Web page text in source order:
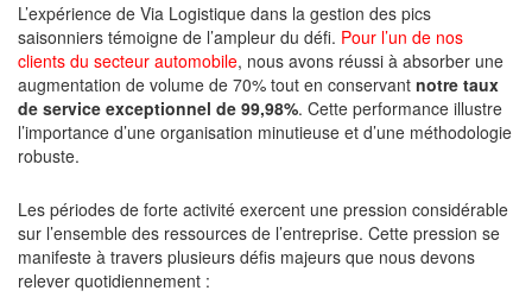
L’expérience de Via Logistique dans la gestion des pics
saisonniers témoigne de l’ampleur du défi. Pour l’un de nos
clients du secteur automobile, nous avons réussi à absorber une
augmentation de volume de 70% tout en conservant notre taux
de service exceptionnel de 99,98%. Cette performance illustre
l’importance d’une organisation minutieuse et d’une méthodologie
robuste.
Les périodes de forte activité exercent une pression considérable
sur l’ensemble des ressources de l’entreprise. Cette pression se
manifeste à travers plusieurs défis majeurs que nous devons
relever quotidiennement :